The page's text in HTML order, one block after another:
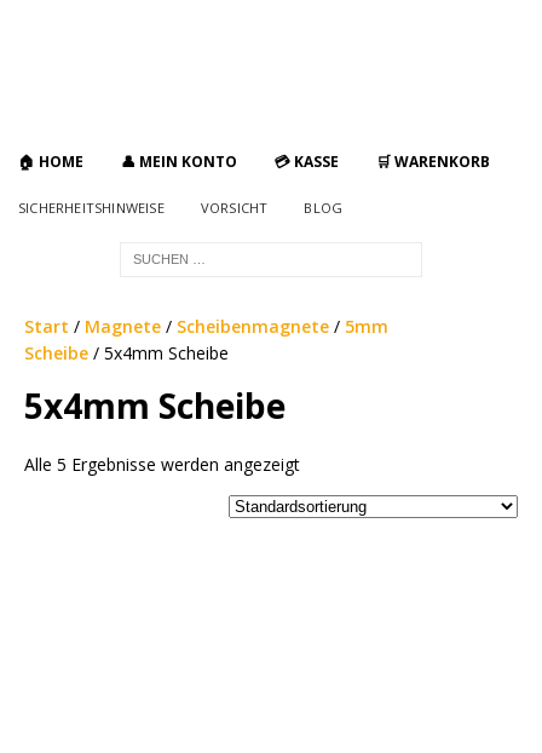
🏠 HOME 👤 MEIN KONTO 💳 KASSE 🛒 WARENKORB
SICHERHEITSHINWEISE VORSICHT BLOG
Start / Magnete / Scheibenmagnete / 5mm
Scheibe / 5x4mm Scheibe
5x4mm Scheibe
Alle 5 Ergebnisse werden angezeigt